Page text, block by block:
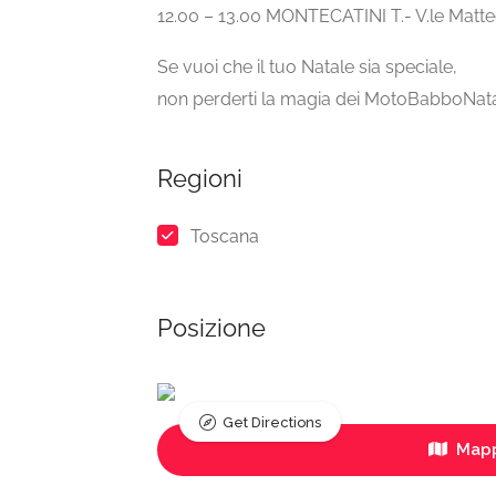
12.00 – 13.00 MONTECATINI T.- V.le
Se vuoi che il tuo Natale sia speciale,
non perderti la magia dei
Regioni
Toscana
Posizione
Get Directions